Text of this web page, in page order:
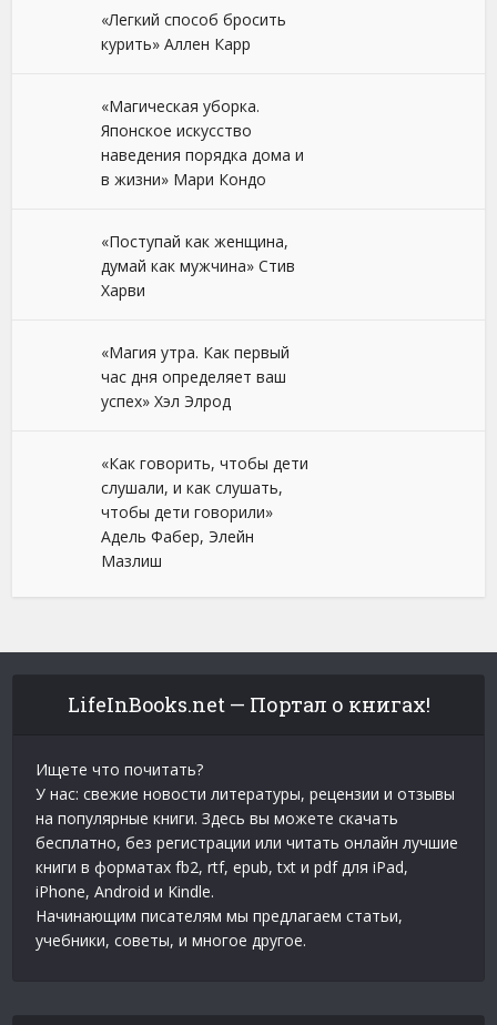
«Легкий способ бросить
курить» Аллен Карр
«Магическая уборка.
Японское искусство
наведения порядка дома и
в жизни» Мари Кондо
«Поступай как женщина,
думай как мужчина» Стив
Харви
«Магия утра. Как первый
час дня определяет ваш
успех» Хэл Элрод
«Как говорить, чтобы дети
слушали, и как слушать,
чтобы дети говорили»
Адель Фабер, Элейн
Мазлиш
LifeInBooks.net — Портал о книгах!
Ищете что почитать?
У нас: свежие новости литературы, рецензии и отзывы
на популярные книги. Здесь вы можете скачать
бесплатно, без регистрации или читать онлайн лучшие
книги в форматах fb2, rtf, epub, txt и pdf для iPad,
iPhone, Android и Kindle.
Начинающим писателям мы предлагаем статьи,
учебники, советы, и многое другое.